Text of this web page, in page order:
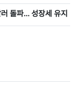
돌파… 성장세 유지